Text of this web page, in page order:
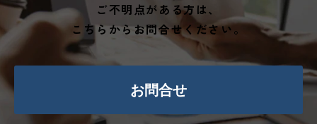
ご不明点がある方は、
こちらからお問合せください。
お問合せ